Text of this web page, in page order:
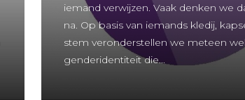
iemand verwijzen. Vaak denken we
na. Op basis van iemands kledij,
stem veronderstellen we meteen
genderidentiteit die...